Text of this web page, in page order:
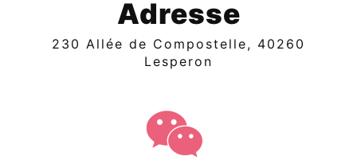
Adresse
230 Allée de Compostelle, 40260
Lesperon